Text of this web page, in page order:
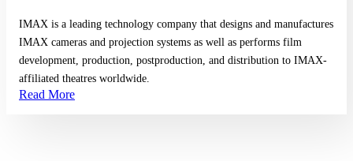
IMAX is a leading technology company that designs and manufactures
IMAX cameras and projection systems as well as performs film
development, production, postproduction, and distribution to IMAX-
affiliated theatres worldwide.
Read More